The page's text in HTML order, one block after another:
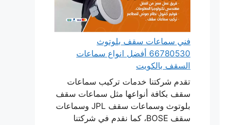
فني سماعات سقف بلوتوث
66780530 أفضل انواع سماعات
السقف بالكويت
تقدم شركتنا خدمات تركيب سماعات
سقف بكافة أنواعها مثل سماعات سقف
بلوتوث وسماعات سقف JPL وسماعات
سقف BOSE، كما نقدم في شركتنا